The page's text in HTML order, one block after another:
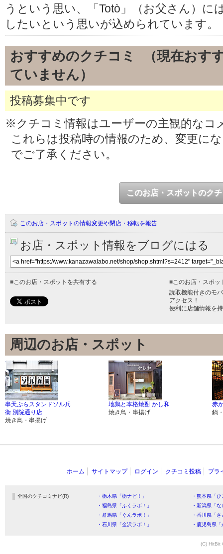
うという思い、「Totò」（お父さん）に
したいという思いが込められています。
おすすめのクチコミ （現在おす
ていません）
投稿募集中です
※クチコミ情報はユーザーの主観的なコ
これらは投稿時の情報のため、変更に
でご了承ください。
このお店・スポットのク
このお店・スポットの情報変更や閉店・移転を報告
お店・スポット情報をブログにはる
■このお店・スポットを共有する ■このお店・スポッ
読取機能付きのモ
アクセス！
便利に店舗情報を
周辺のお店・スポット
串天ぷらスタンドソル兵
衞 別院通り店
焼き鳥・串揚げ
地鶏と本格焼酎 かし和
焼き鳥・串揚げ
赤
鍋
ホーム サイトマップ ログイン クチコミ投稿 プラ
全国のクチコミナビ(R) ・栃木県「栃ナビ！」
・熊本県「
・福島県「ふくラボ！」
・新潟県「
・群馬県「ぐんラボ！」
・香川県「
・石川県「金沢ラボ！」
・鹿児島県
(C) HitBit